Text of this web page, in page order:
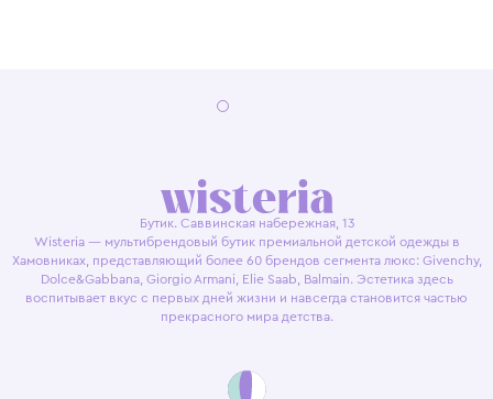
Бутик. Саввинская набережная, 13
Wisteria — мультибрендовый бутик премиальной детской одежды в
Хамовниках, представляющий более 60 брендов сегмента люкс: Givenchy,
Dolce&Gabbana, Giorgio Armani, Elie Saab, Balmain. Эстетика здесь
воспитывает вкус с первых дней жизни и навсегда становится частью
прекрасного мира детства.